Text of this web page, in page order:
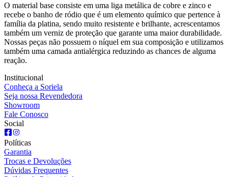
O material base consiste em uma liga metálica de cobre e zinco e
recebe o banho de ródio que é um elemento químico que pertence à
família da platina, sendo muito resistente e brilhante, acrescentamos
também um verniz de proteção que garante uma maior durabilidade.
Nossas peças não possuem o níquel em sua composição e utilizamos
também uma camada antialérgica reduzindo as chances de alguma
reação.
Institucional
Conheça a Soriela
Seja nossa Revendedora
Showroom
Fale Conosco
Social
Políticas
Garantia
Trocas e Devoluções
Dúvidas Frequentes